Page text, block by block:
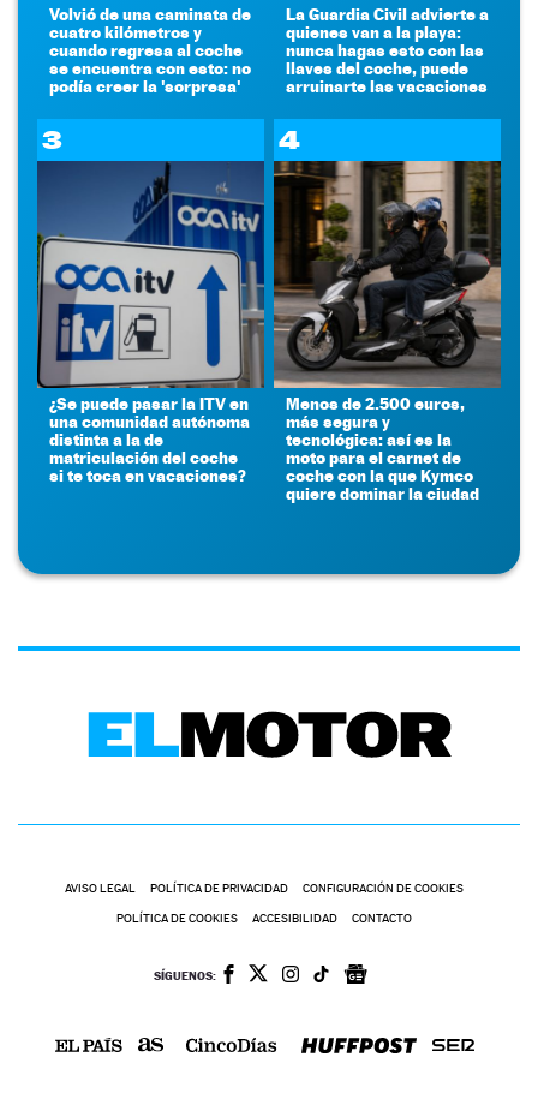
Volvió de una caminata de
cuatro kilómetros y
cuando regresa al coche
se encuentra con esto: no
podía creer la 'sorpresa'
La Guardia Civil advierte a
quienes van a la playa:
nunca hagas esto con las
llaves del coche, puede
arruinarte las vacaciones
3
¿Se puede pasar la ITV en
una comunidad autónoma
distinta a la de
matriculación del coche
si te toca en vacaciones?
4
Menos de 2.500 euros,
más segura y
tecnológica: así es la
moto para el carnet de
coche con la que Kymco
quiere dominar la ciudad
AVISO LEGAL POLÍTICA DE PRIVACIDAD CONFIGURACIÓN DE COOKIES
POLÍTICA DE COOKIES ACCESIBILIDAD CONTACTO
SÍGUENOS: